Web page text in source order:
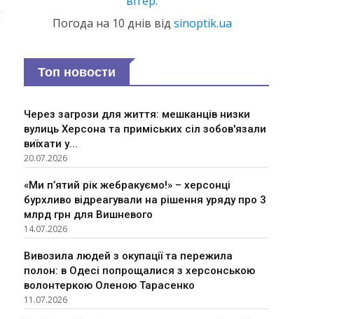
Погода на 10 днів від sinoptik.ua
Топ новости
Через загрози для життя: мешканців низки
вулиць Херсона та приміських сіл зобов'язали
виїхати у...
20.07.2026
«Ми п’ятий рік жебракуємо!» – херсонці
бурхливо відреагували на рішення уряду про 3
млрд грн для Вишневого
14.07.2026
Вивозила людей з окупації та пережила
полон: в Одесі попрощалися з херсонською
волонтеркою Оленою Тарасенко
11.07.2026